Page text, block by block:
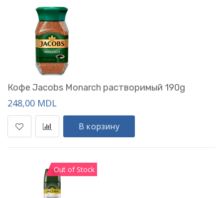
Кофе Jacobs Monarch растворимый 190g
248,00 MDL
В корзину
Out of Stock